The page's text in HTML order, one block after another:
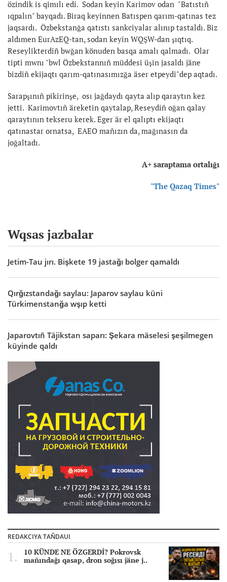
özindik is qimılı edi. Sodan keyin Karimov odan "Batıstıñ
ıqpalın" bayqadı. Biraq keyinnen Batıspen qarım-qatınas tez
jaqsardı. Özbekstanğa qatıstı sankciyalar alınıp tastaldı. Biz
aldımen EurAzEQ-tan, sodan keyin WQŞW-dan şıqtıq.
Reseylikterdiñ bwğan könuden basqa amalı qalmadı. Olar
tipti mwnı "bwl Özbekstannıñ müddesi üşin jasaldı jäne
bizdiñ ekijaqtı qarım-qatınasımızğa äser etpeydi"dep aqtadı.
Sarapşınıñ pikirinşe, osı jağdaydı qayta alıp qaraytın kez
jetti. Karimovtıñ äreketin qaytalap, Reseydiñ oğan qalay
qaraytının tekseru kerek. Eger är el qalıptı ekijaqtı
qatınastar ornatsa, EAEO mañızın da, mağınasın da
joğaltadı.
A+ saraptama ortalığı
"The Qazaq Times"
Wqsas jazbalar
Jetim-Tau jırı. Bişkete 19 jastağı bolger qamaldı
Qırğızstandağı saylau: Japarov saylau küni
Türkimenstanğa wşıp ketti
Japarovtıñ Täjikstan saparı: Şekara mäselesi şeşilmegen
küyinde qaldı
REDAKCIYA TAÑDAUI
10 KÜNDE NE ÖZGERDİ? Pokrovsk
mañındağı qasap, dron soğısı jäne j..